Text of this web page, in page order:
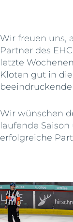
Wir freuen uns,
Partner des
letzte
Kloten gut in
Wir wünschen
laufende
erfolgreiche